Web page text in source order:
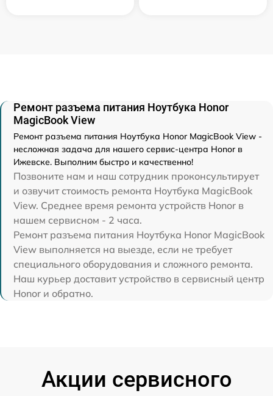
Ремонт разъема питания Ноутбука Honor
MagicBook View
Ремонт разъема питания Ноутбука Honor MagicBook View -
несложная задача для нашего сервис-центра Honor в
Ижевске. Выполним быстро и качественно!
Позвоните нам и наш сотрудник проконсультирует
и озвучит стоимость ремонта Ноутбука MagicBook
View. Среднее время ремонта устройств Honor в
нашем сервисном - 2 часа.
Ремонт разъема питания Ноутбука Honor MagicBook
View выполняется на выезде, если не требует
специального оборудования и сложного ремонта.
Наш курьер доставит устройство в сервисный центр
Honor и обратно.
Акции сервисного